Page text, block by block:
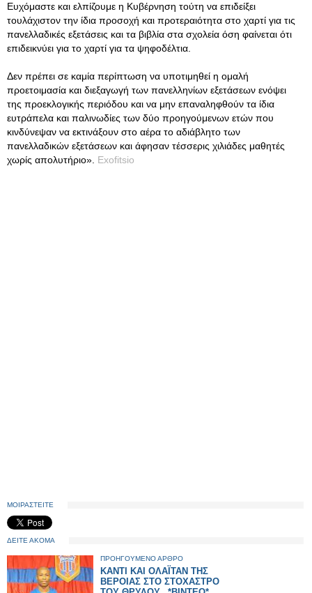
Ευχόμαστε και ελπίζουμε η Κυβέρνηση τούτη να επιδείξει
τουλάχιστον την ίδια προσοχή και προτεραιότητα στο χαρτί για τις
πανελλαδικές εξετάσεις και τα βιβλία στα σχολεία όση φαίνεται ότι
επιδεικνύει για το χαρτί για τα ψηφοδέλτια.
Δεν πρέπει σε καμία περίπτωση να υποτιμηθεί η ομαλή
προετοιμασία και διεξαγωγή των πανελληνίων εξετάσεων ενόψει
της προεκλογικής περιόδου και να μην επαναληφθούν τα ίδια
ευτράπελα και παλινωδίες των δύο προηγούμενων ετών που
κινδύνεψαν να εκτινάξουν στο αέρα το αδιάβλητο των
πανελλαδικών εξετάσεων και άφησαν τέσσερις χιλιάδες μαθητές
χωρίς απολυτήριο». Exofitsio
ΜΟΙΡΑΣΤΕΙΤΕ
ΔΕΙΤΕ ΑΚΟΜΑ
ΠΡΟΗΓΟΥΜΕΝΟ ΑΡΘΡΟ
ΚΑΝΤΙ ΚΑΙ ΟΛΑΪΤΑΝ ΤΗΣ
ΒΕΡΟΙΑΣ ΣΤΟ ΣΤΟΧΑΣΤΡΟ